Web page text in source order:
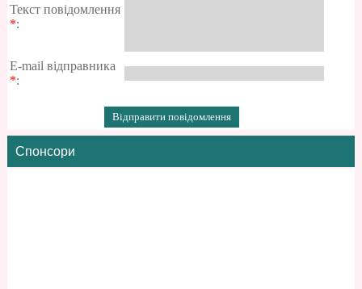
Текст повідомлення
*:
E-mail відправника
*:
Спонсори